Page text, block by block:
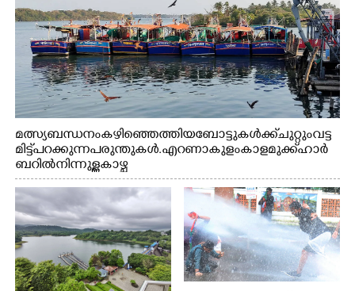
മത്സ്യബന്ധനം കഴിഞ്ഞെത്തിയ ബോട്ടുകൾക്ക് ചുറ്റും വട്ട
മിട്ട് പറക്കുന്ന പരുന്തുകൾ. എറണാകുളം കാളമുക്ക് ഹാർ
ബറിൽ നിന്നുള്ള കാഴ്ച